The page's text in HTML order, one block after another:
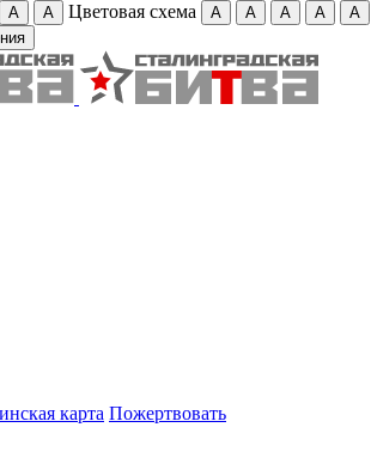
А А Цветовая схема А А А А
А
карта Пожертвовать